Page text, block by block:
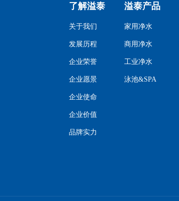
了解溢泰
关于我们
发展历程
企业荣誉
企业愿景
企业使命
企业价值
品牌实力
溢泰产品
家用净水
商用净水
工业净水
泳池&SPA